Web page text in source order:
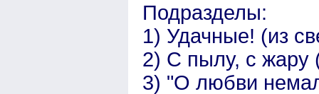
Подразделы:
1) Удачные! (из
2) С пылу, с жару
3) "О любви